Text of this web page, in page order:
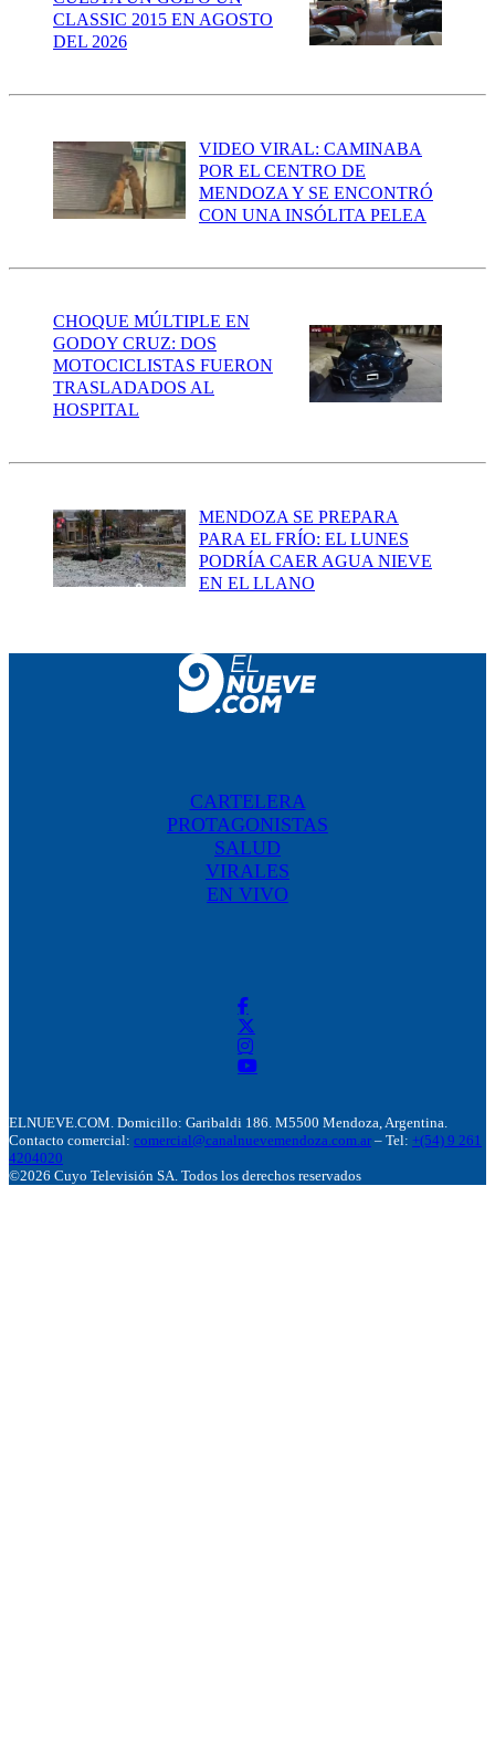
CLASSIC 2015 EN AGOSTO
DEL 2026
VIDEO VIRAL: CAMINABA
POR EL CENTRO DE
MENDOZA Y SE ENCONTRÓ
CON UNA INSÓLITA PELEA
CHOQUE MÚLTIPLE EN
GODOY CRUZ: DOS
MOTOCICLISTAS FUERON
TRASLADADOS AL
HOSPITAL
MENDOZA SE PREPARA
PARA EL FRÍO: EL LUNES
PODRÍA CAER AGUA NIEVE
EN EL LLANO
CARTELERA
PROTAGONISTAS
SALUD
VIRALES
EN VIVO
ELNUEVE.COM. Domicillo: Garibaldi 186. M5500 Mendoza, Argentina.
Contacto comercial: comercial@canalnuevemendoza.com.ar – Tel: +(54) 9 261
4204020
©2026 Cuyo Televisión SA. Todos los derechos reservados